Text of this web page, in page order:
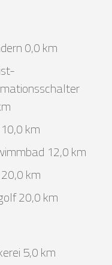
0,0 km
km
12,0 km
km
20,0 km
5,0 km